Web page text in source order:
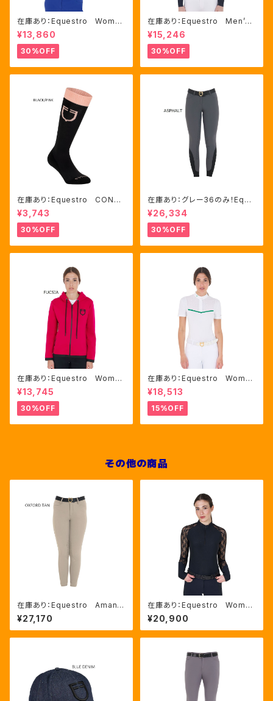
在庫あり：Equestro Wome
n's テクニカル トレーニング
ポロシャツ Royal Blue、M
サイズ（ETW00064）
¥13,860
30%OFF
在庫あり：Equestro Men’ｓ
メッシュコンビ 長袖 競技用
シャツ 2色Mサイズ（ETM000
60）
¥15,246
30%OFF
在庫あり：Equestro CONTR
ASTING LOGO ソックス 2
色（ETU00019）
¥3,743
30%OFF
在庫あり：グレー36のみ！Eque
stro Women's Aria キュロ
ット FULLグリップ（ET0675
0）
¥26,334
30%OFF
在庫あり：Equestro Wome
n's インターロックフロントジ
ップ フーディ ピンク・ブルー
2色（ETW00046）
¥13,745
30%OFF
在庫あり：Equestro Wome
n's レース風競技用シャツ
Mサイズのみ（ETW00221）
¥18,513
15%OFF
その他の商品
在庫あり：Equestro Amani
Kids' unisex スリムフィッ
ト キュロット（ETK00002）
¥27,170
在庫あり：Equestro Wome
n’ｓ レース長袖トレーニングシ
ャツ（ETW00269）
¥20,900